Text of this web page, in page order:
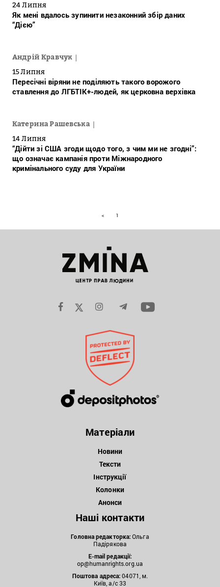
24 Липня
Як мені вдалось зупинити незаконний збір даних
“Дією”
Андрій Кравчук
15 Липня
Пересічні віряни не поділяють такого ворожого
ставлення до ЛГБТІК+-людей, як церковна верхівка
Катерина Рашевська
14 Липня
“Дійти зі США згоди щодо того, з чим ми не згодні”:
що означає кампанія проти Міжнародного
кримінального суду для України
< 1
Матеріали
Новини
Тексти
Інструкції
Колонки
Анонси
Наші контакти
Головна редакторка:Ольга
Падірякова
E-mail редакції:
op@humanrights.org.ua
Поштова адреса:04071, м.
Київ, а/с 33